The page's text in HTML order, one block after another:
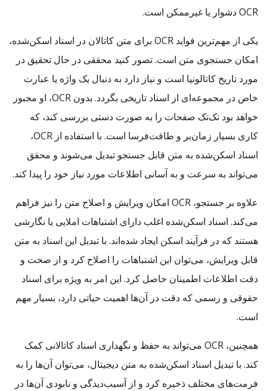
OCR دشوار یا غیرممکن است.
یکی از مهم‌ترین فواید OCR برای متن کاتالان در اسناد اسکن‌شده،
امکان جستجوی متن است. تصور کنید محققی در حال تحقیق در
مورد تاریخ کاتالونیا است و نیاز دارد به دنبال یک واژه یا عبارت
خاص در مجموعه‌ای از اسناد تاریخی بگردد. بدون OCR، او مجبور
خواهد بود تک‌تک صفحات را به صورت دستی بررسی کند، که
کاری بسیار زمان‌بر و طاقت‌فرسا است. با استفاده از OCR،
اسناد اسکن‌شده به متن قابل جستجو تبدیل می‌شوند و محقق
می‌تواند به سرعت و به آسانی اطلاعات مورد نیاز خود را پیدا کند.
علاوه بر جستجو، OCR امکان ویرایش و اصلاح متن را نیز فراهم
می‌کند. اسناد اسکن‌شده اغلب دارای اشتباهات املایی یا نگارشی
هستند که در فرآیند اسکن ایجاد شده‌اند. با تبدیل این اسناد به متن
قابل ویرایش، می‌توان این اشتباهات را اصلاح کرد و از صحت و
دقت اطلاعات اطمینان حاصل کرد. این امر به ویژه برای اسناد
حقوقی و رسمی که دقت در آن‌ها اهمیت حیاتی دارد، بسیار مهم
است.
همچنین، OCR می‌تواند به حفظ و نگهداری اسناد کاتالانی کمک
کند. با تبدیل اسناد اسکن‌شده به متن دیجیتال، می‌توان آن‌ها را به
فرمت‌های مختلف ذخیره کرد و از آسیب‌دیدگی و نابودی آن‌ها در